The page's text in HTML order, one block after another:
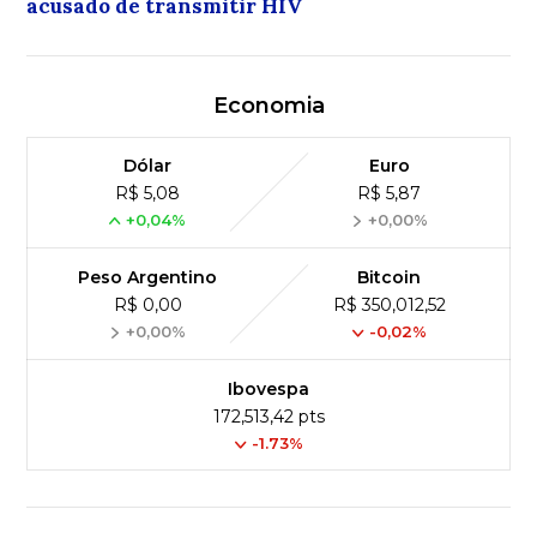
acusado de transmitir HIV
Economia
Dólar
R$ 5,08
+0,04%
Euro
R$ 5,87
+0,00%
Peso Argentino
R$ 0,00
+0,00%
Bitcoin
R$ 350,012,52
-0,02%
Ibovespa
172,513,42 pts
-1.73%